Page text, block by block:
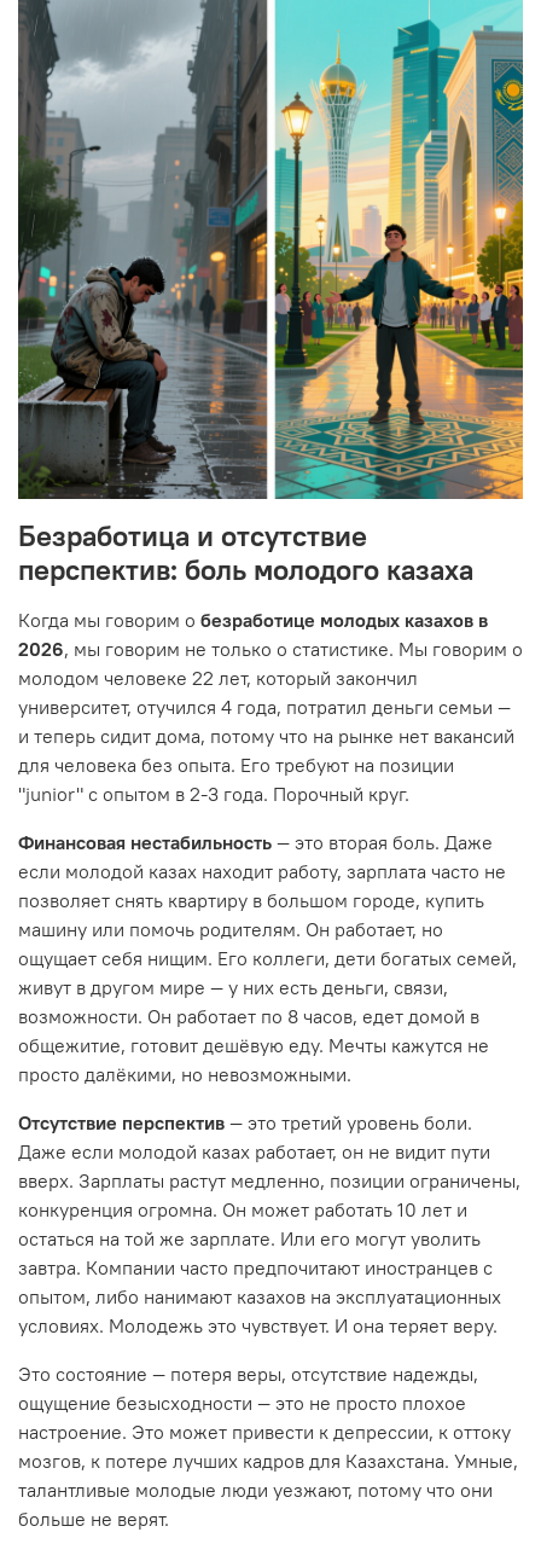
Безработица и отсутствие
перспектив: боль молодого казаха
Когда мы говорим о безработице молодых казахов в
2026, мы говорим не только о статистике. Мы говорим о
молодом человеке 22 лет, который закончил
университет, отучился 4 года, потратил деньги семьи —
и теперь сидит дома, потому что на рынке нет вакансий
для человека без опыта. Его требуют на позиции
"junior" с опытом в 2-3 года. Порочный круг.
Финансовая нестабильность — это вторая боль. Даже
если молодой казах находит работу, зарплата часто не
позволяет снять квартиру в большом городе, купить
машину или помочь родителям. Он работает, но
ощущает себя нищим. Его коллеги, дети богатых семей,
живут в другом мире — у них есть деньги, связи,
возможности. Он работает по 8 часов, едет домой в
общежитие, готовит дешёвую еду. Мечты кажутся не
просто далёкими, но невозможными.
Отсутствие перспектив — это третий уровень боли.
Даже если молодой казах работает, он не видит пути
вверх. Зарплаты растут медленно, позиции ограничены,
конкуренция огромна. Он может работать 10 лет и
остаться на той же зарплате. Или его могут уволить
завтра. Компании часто предпочитают иностранцев с
опытом, либо нанимают казахов на эксплуатационных
условиях. Молодежь это чувствует. И она теряет веру.
Это состояние — потеря веры, отсутствие надежды,
ощущение безысходности — это не просто плохое
настроение. Это может привести к депрессии, к оттоку
мозгов, к потере лучших кадров для Казахстана. Умные,
талантливые молодые люди уезжают, потому что они
больше не верят.